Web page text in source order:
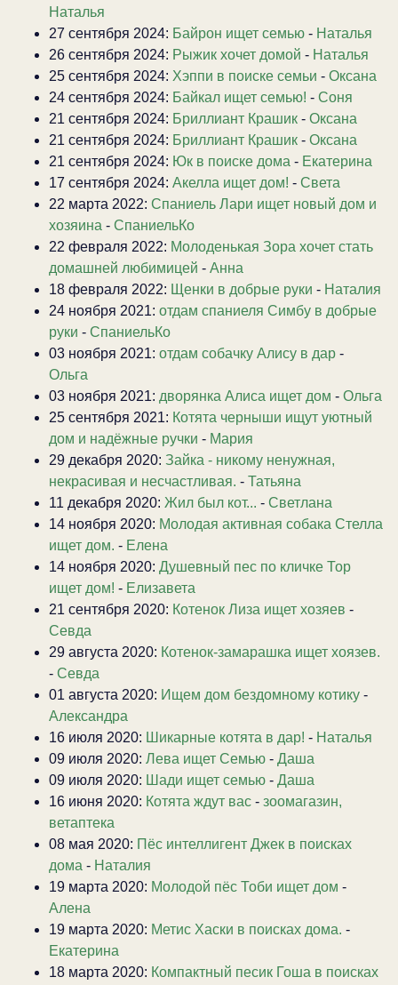
Наталья
27 сентября 2024: Байрон ищет семью - Наталья
26 сентября 2024: Рыжик хочет домой - Наталья
25 сентября 2024: Хэппи в поиске семьи - Оксана
24 сентября 2024: Байкал ищет семью! - Соня
21 сентября 2024: Бриллиант Крашик - Оксана
21 сентября 2024: Бриллиант Крашик - Оксана
21 сентября 2024: Юк в поиске дома - Екатерина
17 сентября 2024: Акелла ищет дом! - Света
22 марта 2022: Спаниель Лари ищет новый дом и
хозяина - СпаниельКо
22 февраля 2022: Молоденькая Зора хочет стать
домашней любимицей - Анна
18 февраля 2022: Щенки в добрые руки - Наталия
24 ноября 2021: отдам спаниеля Симбу в добрые
руки - СпаниельКо
03 ноября 2021: отдам собачку Алису в дар -
Ольга
03 ноября 2021: дворянка Алиса ищет дом - Ольга
25 сентября 2021: Котята черныши ищут уютный
дом и надёжные ручки - Мария
29 декабря 2020: Зайка - никому ненужная,
некрасивая и несчастливая. - Татьяна
11 декабря 2020: Жил был кот... - Светлана
14 ноября 2020: Молодая активная собака Стелла
ищет дом. - Елена
14 ноября 2020: Душевный пес по кличке Тор
ищет дом! - Елизавета
21 сентября 2020: Котенок Лиза ищет хозяев -
Севда
29 августа 2020: Котенок-замарашка ищет хоязев.
- Севда
01 августа 2020: Ищем дом бездомному котику -
Александра
16 июля 2020: Шикарные котята в дар! - Наталья
09 июля 2020: Лева ищет Семью - Даша
09 июля 2020: Шади ищет семью - Даша
16 июня 2020: Котята ждут вас - зоомагазин,
ветаптека
08 мая 2020: Пёс интеллигент Джек в поисках
дома - Наталия
19 марта 2020: Молодой пёс Тоби ищет дом -
Алена
19 марта 2020: Метис Хаски в поисках дома. -
Екатерина
18 марта 2020: Компактный песик Гоша в поисках